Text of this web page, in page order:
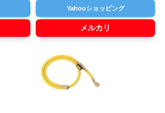
Yahooショッピング
メルカリ